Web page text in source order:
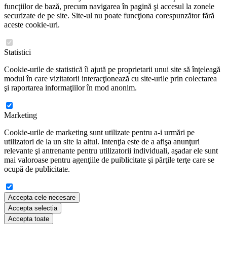
funcţiilor de bază, precum navigarea în pagină şi accesul la zonele
securizate de pe site. Site-ul nu poate funcţiona corespunzător fără
aceste cookie-uri.
Statistici
Cookie-urile de statistică îi ajută pe proprietarii unui site să înţeleagă
modul în care vizitatorii interacţionează cu site-urile prin colectarea
şi raportarea informaţiilor în mod anonim.
Marketing
Cookie-urile de marketing sunt utilizate pentru a-i urmări pe
utilizatori de la un site la altul. Intenţia este de a afişa anunţuri
relevante şi antrenante pentru utilizatorii individuali, aşadar ele sunt
mai valoroase pentru agenţiile de puiblicitate şi părţile terţe care se
ocupă de publicitate.
Accepta cele necesare
Accepta selectia
Accepta toate